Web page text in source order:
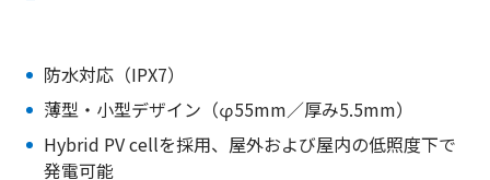
防水対応（IPX7）
薄型・小型デザイン（φ55mm／厚み5.5mm）
Hybrid PV cellを採用、屋外および屋内の低照度下で
発電可能